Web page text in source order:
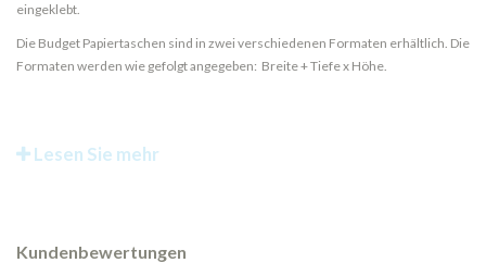
eingeklebt.
Die Budget Papiertaschen sind in zwei verschiedenen Formaten erhältlich. Die
Formaten werden wie gefolgt angegeben: Breite + Tiefe x Höhe.
Lesen Sie mehr
Kundenbewertungen